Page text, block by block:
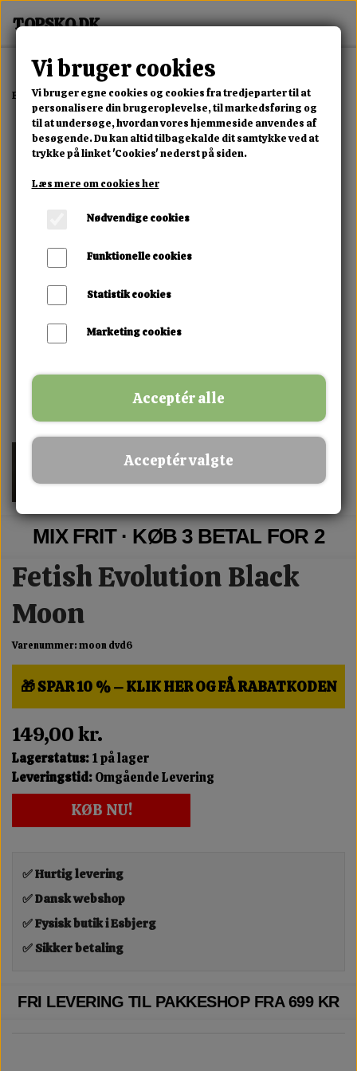
Forside Erotisk Kollektion Dvd Fetish Evolution Black Moon
MIX FRIT · KØB 3 BETAL FOR 2
Fetish Evolution Black
Moon
Varenummer: moon dvd6
🎁 SPAR 10 % – KLIK HER OG FÅ RABATKODEN
149,00 kr.
Lagerstatus:1 på lager
Leveringstid:Omgående Levering
KØB NU!
✅ Hurtig levering
✅ Dansk webshop
✅ Fysisk butik i Esbjerg
✅ Sikker betaling
FRI LEVERING TIL PAKKESHOP FRA 699 KR
Vi bruger cookies
Vi bruger egne cookies og cookies fra tredjeparter til at
personalisere din brugeroplevelse, til markedsføring og
til at undersøge, hvordan vores hjemmeside anvendes af
besøgende. Du kan altid tilbagekalde dit samtykke ved at
trykke på linket 'Cookies' nederst på siden.
Læs mere om cookies her
Nødvendige cookies
Funktionelle cookies
Statistik cookies
Marketing cookies
Acceptér alle
Acceptér valgte